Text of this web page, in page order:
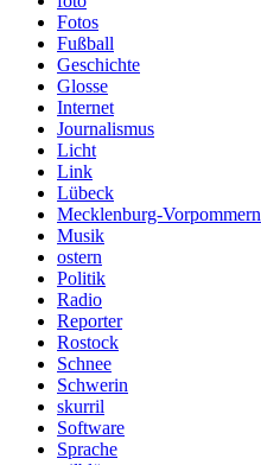
Fotos
Fußball
Geschichte
Glosse
Internet
Journalismus
Licht
Link
Lübeck
Mecklenburg-Vorpommern
Musik
ostern
Politik
Radio
Reporter
Rostock
Schnee
Schwerin
skurril
Software
Sprache